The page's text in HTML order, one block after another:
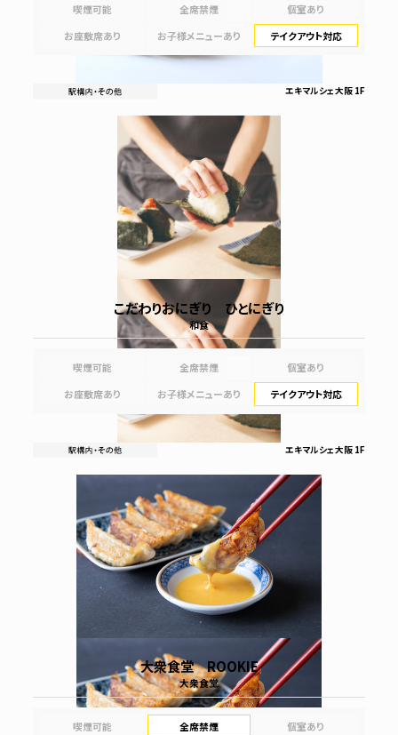
喫煙可能 全席禁煙
個室あり
お座敷席あり
お子様メニューあり テイクアウト対応
エキマルシェ大阪 1F
こだわりおにぎり ひとにぎり
和食
喫煙可能 全席禁煙
個室あり
お座敷席あり
お子様メニューあり テイクアウト対応
エキマルシェ大阪 1F
大衆食堂 ROOKIE
大衆食堂
喫煙可能 全席禁煙
個室あり